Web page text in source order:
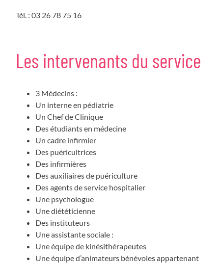
Tél. : 03 26 78 75 16
Les intervenants du service
3 Médecins :
Un interne en pédiatrie
Un Chef de Clinique
Des étudiants en médecine
Un cadre infirmier
Des puéricultrices
Des infirmières
Des auxiliaires de puériculture
Des agents de service hospitalier
Une psychologue
Une diététicienne
Des instituteurs
Une assistante sociale :
Une équipe de kinésithérapeutes
Une équipe d’animateurs bénévoles appartenant